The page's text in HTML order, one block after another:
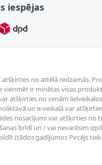
iespējas
atšķirties no attēlā redzamās.
vienmēr ir minētas visas
atšķirties no cenām
un e-veikalā var
nosacījumi var atšķirties no
brīdī un / vai nevarēsim
(tādos gadījumos Pircējs